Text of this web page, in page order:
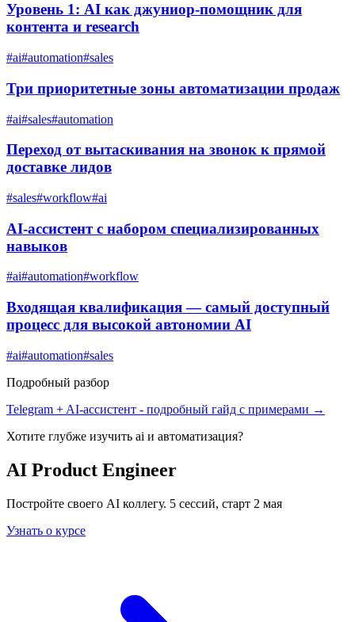
Уровень 1: AI как джуниор-помощник для
контента и research
#ai#automation#sales
Три приоритетные зоны автоматизации продаж
#ai#sales#automation
Переход от вытаскивания на звонок к прямой
доставке лидов
#sales#workflow#ai
AI-ассистент с набором специализированных
навыков
#ai#automation#workflow
Входящая квалификация — самый доступный
процесс для высокой автономии AI
#ai#automation#sales
Подробный разбор
Telegram + AI-ассистент - подробный гайд с примерами →
Хотите глубже изучить ai и автоматизация?
AI Product Engineer
Постройте своего AI коллегу. 5 сессий, старт 2 мая
Узнать о курсе